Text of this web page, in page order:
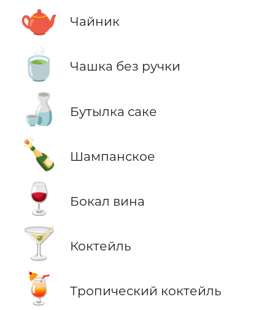
🫖 Чайник
🍵 Чашка без ручки
🍶 Бутылка саке
🍾 Шампанское
🍷 Бокал вина
🍸 Коктейль
🍹 Тропический коктейль